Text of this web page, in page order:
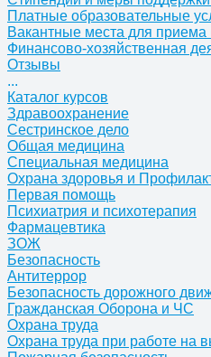
Платные образовательные
Вакантные места для приема
Финансово-хозяйственная
Отзывы
...
Каталог курсов
Здравоохранение
Сестринское дело
Общая медицина
Специальная медицина
Охрана здоровья и
Первая помощь
Психиатрия и психотерапия
Фармацевтика
ЗОЖ
Безопасность
Антитеррор
Безопасность дорожного
Гражданская Оборона и ЧС
Охрана труда
Охрана труда при работе на